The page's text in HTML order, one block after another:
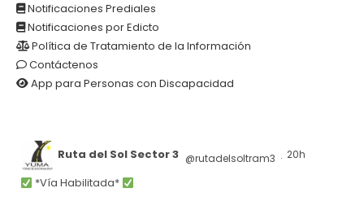
Notificaciones Prediales
Notificaciones por Edicto
Política de Tratamiento de la Información
Contáctenos
App para Personas con Discapacidad
Ruta del Sol Sector 3 @rutadelsoltram3 · 20h
*Vía Habilitada*